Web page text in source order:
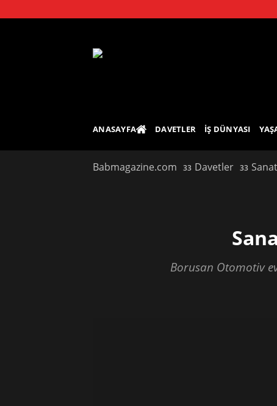
to
ANASAYFA DAVETLER İŞ DÜNYASI
Babmagazine.com Davetler
Borusan Otomotiv